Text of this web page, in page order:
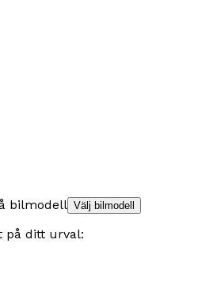
bilmodell Välj bilmodell
på ditt urval: